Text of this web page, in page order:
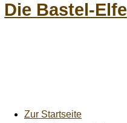
Die Bastel-Elfe
Zur Startseite